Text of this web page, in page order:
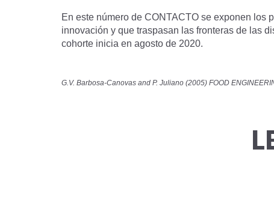
En este número de CONTACTO se exponen los
innovación y que traspasan las fronteras de las
cohorte inicia en agosto de 2020.
G.V. Barbosa-Canovas and P. Juliano (2005) FOOD